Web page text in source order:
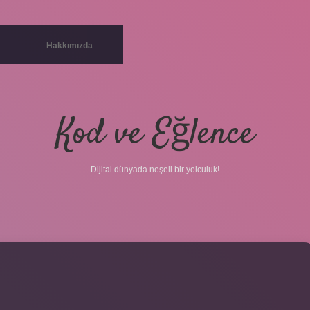
Hakkımızda
Kod ve Eğlence
Dijital dünyada neşeli bir yolculuk!